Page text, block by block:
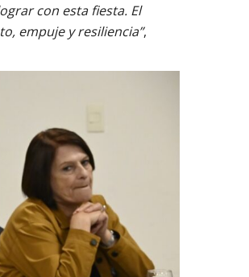
con esta fiesta. El
empuje y resiliencia”,